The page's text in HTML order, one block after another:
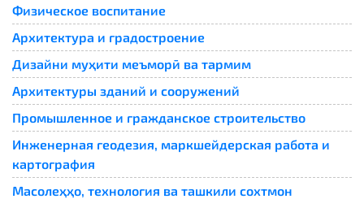
Физическое воспитание
Архитектура и градостроение
Дизайни муҳити меъморӣ ва тармим
Архитектуры зданий и сооружений
Промышленное и гражданское строительство
Инженерная геодезия, маркшейдерская работа и
картография
Масолеҳҳо, технология ва ташкили сохтмон